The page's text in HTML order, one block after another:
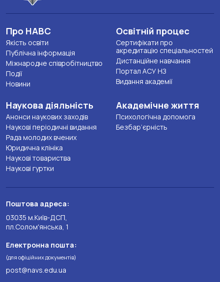
Про НАВС
Якість освіти
Публічна інформація
Міжнародне співробітництво
Події
Новини
Освітній процес
Сертифікати про
акредитацію спеціальностей
Дистанційне навчання
Портал АСУ НЗ
Видання академії
Наукова діяльність
Анонси наукових заходів
Наукові періодичні видання
Рада молодих вчених
Юридична клініка
Наукові товариства
Наукові гуртки
Академічне життя
Психологічна допомога
Безбар’єрність
Поштова адреса:
03035 м.Київ-ДСП,
пл.Солом'янська, 1
Електронна пошта:
(для офіційних документів)
post@navs.edu.ua